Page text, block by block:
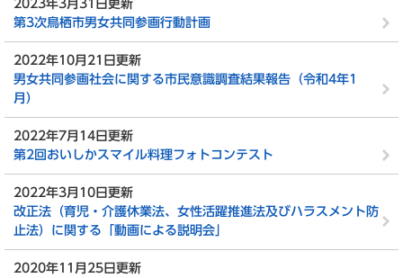
2023年3月31日更新
第3次鳥栖市男女共同参画行動計画
2022年10月21日更新
男女共同参画社会に関する市民意識調査結果報告（令和4年1
月）
2022年7月14日更新
第2回おいしかスマイル料理フォトコンテスト
2022年3月10日更新
改正法（育児・介護休業法、女性活躍推進法及びハラスメント防
止法）に関する「動画による説明会」
2020年11月25日更新